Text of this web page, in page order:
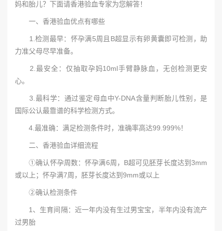
妈和胎儿？下面请香港验血专家为您解答！
一、香港验血优点有哪些
1.检测最早：怀孕满5周且B超显示有卵黄囊即可检测，助
力准父母尽早准备。
2.最安全：仅抽取孕妈10ml手臂静脉血，无创检测更安
心。
3.最科学：通过鉴定母血中Y-DNA含量判断胎儿性别，是
国际公认最靠谱的科学检测方式。
4.最准确：满足检测条件时，准确率高达99.999%！
二、香港验血详细流程
①确认怀孕周数：怀孕满6周，B超可见胚芽长度达到3mm
或以上；怀孕满7周，胚芽长度达到9mm或以上
②确认检测条件
1、生育间隔：近一年内没有生过男宝宝，半年内没有流产
过男胎